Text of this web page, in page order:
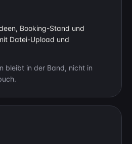
Booking-Stand und
Datei-Upload und
bleibt in der Band, nicht in